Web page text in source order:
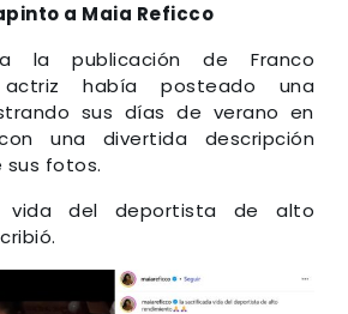
a Maia Reficco
la publicación de Franco
había posteado una
sus días de verano en
una divertida descripción
sus fotos.
vida del deportista de alto